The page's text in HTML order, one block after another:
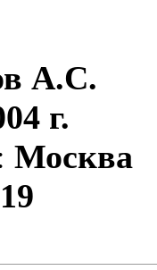
А.С.
г.
Москва